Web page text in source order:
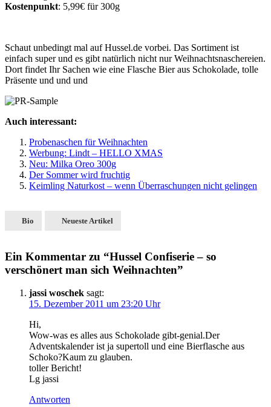
Kostenpunkt: 5,99€ für 300g
Schaut unbedingt mal auf Hussel.de vorbei. Das Sortiment ist
einfach super und es gibt natürlich nicht nur Weihnachtsnaschereien.
Dort findet Ihr Sachen wie eine Flasche Bier aus Schokolade, tolle
Präsente und und und
Auch interessant:
Probenaschen für Weihnachten
Werbung: Lindt – HELLO XMAS
Neu: Milka Oreo 300g
Der Sommer wird fruchtig
Keimling Naturkost – wenn Überraschungen nicht gelingen
Bio Neueste Artikel
Ein Kommentar zu “Hussel Confiserie – so
verschönert man sich Weihnachten”
jassi woschek sagt:
15. Dezember 2011 um 23:20 Uhr
Hi,
Wow-was es alles aus Schokolade gibt-genial.Der
Adventskalender ist ja supertoll und eine Bierflasche aus
Schoko?Kaum zu glauben.
toller Bericht!
Lg jassi
Antworten